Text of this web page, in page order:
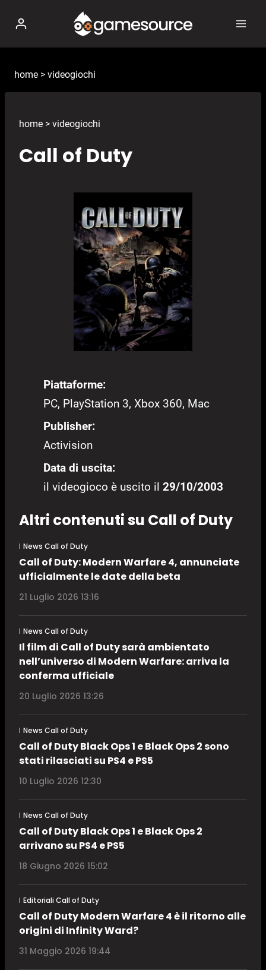
contenuto
home > videogiochi
home > videogiochi
Call of Duty
Piattaforme:
PC, PlayStation 3, Xbox 360, Mac
Publisher:
Activision
Data di uscita:
il videogioco è uscito il 29/10/2003
Altri contenuti su Call of Duty
News Call of Duty
Call of Duty: Modern Warfare 4, annunciate
ufficialmente le date della beta
21 Luglio 2026 13:16
News Call of Duty
Il film di Call of Duty sarà ambientato
nell’universo di Modern Warfare: arriva la
conferma ufficiale
20 Luglio 2026 13:26
News Call of Duty
Call of Duty Black Ops 1 e Black Ops 2 sono
stati rilasciati su PS4 e PS5
10 Luglio 2026 12:30
News Call of Duty
Call of Duty Black Ops 1 e Black Ops 2
arrivano su PS4 e PS5
18 Giugno 2026 15:02
Editoriali Call of Duty
Call of Duty Modern Warfare 4 è il ritorno alle
origini di Infinity Ward?
31 Maggio 2026 19:44